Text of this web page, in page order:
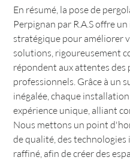
En résumé, la pose de
Perpignan par R.A.S offre
stratégique pour améliorer
solutions, rigoureusement
répondent aux attentes des
professionnels. Grâce à un
inégalée, chaque
expérience unique, alliant
Nous mettons un point
de qualité, des
raffiné, afin de créer des